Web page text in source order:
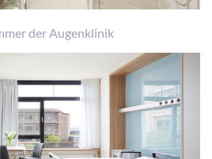
der Augenklinik